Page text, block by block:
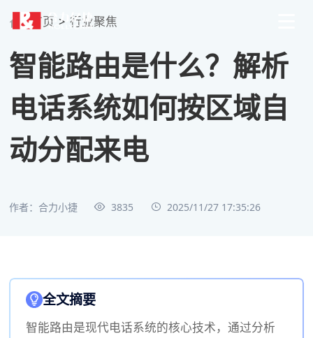
首页 > 行业聚焦
智能路由是什么？解析
电话系统如何按区域自
动分配来电
作者：合力小捷 3835 2025/11/27 17:35:26
全文摘要
智能路由是现代电话系统的核心技术，通过分析